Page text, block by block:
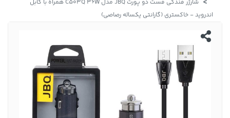
شارژر فندکی فست دو پورت JBQ مدل C503Q 36W همراه با کابل
اندروید - خاکستری (گارانتی یکساله رصاصی)